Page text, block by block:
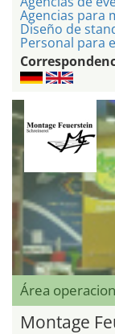
Agencias para
Diseño de
Personal para
Área
Montage